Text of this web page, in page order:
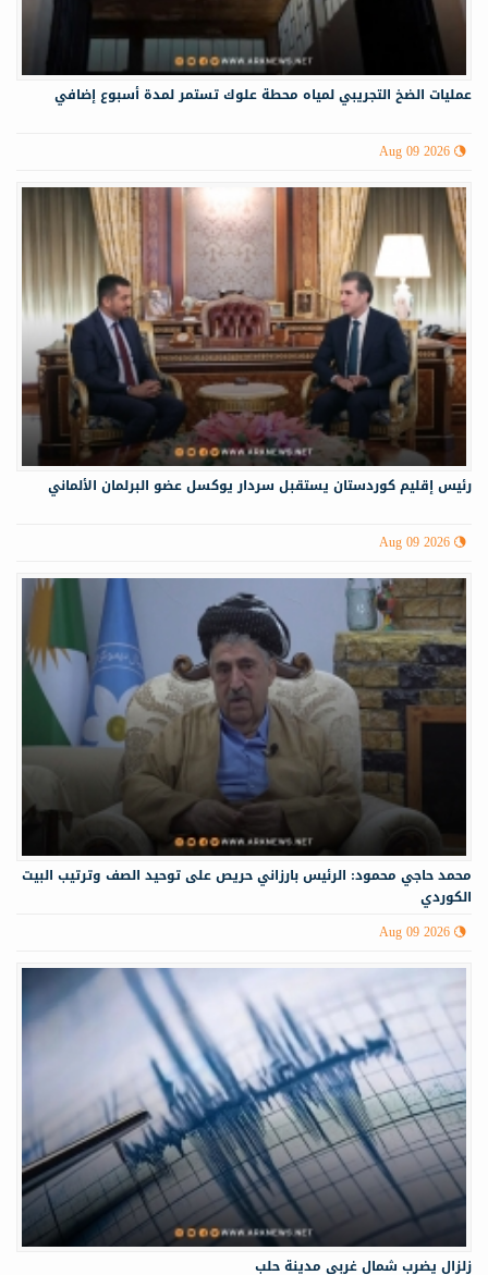
عمليات الضخ التجريبي لمياه ‏محطة علوك تستمر لمدة أسبوع إضافي
Aug 09 2026
رئيس إقليم كوردستان يستقبل سردار يوكسل عضو البرلمان الألماني
Aug 09 2026
محمد حاجي محمود: الرئيس بارزاني حريص على توحيد الصف وترتيب البيت
الكوردي
Aug 09 2026
زلزال يضرب شمال غربي ‏مدينة حلب